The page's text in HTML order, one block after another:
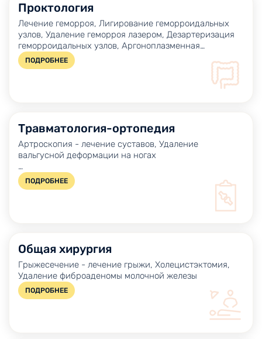
Проктология
Лечение геморроя, Лигирование геморроидальных
узлов, Удаление геморроя лазером, Дезартеризация
геморроидальных узлов, Аргоноплазменная
коагуляция при лучевом проктите
ПОДРОБНЕЕ
Травматология-ортопедия
Артроскопия - лечение суставов, Удаление
вальгусной деформации на ногах
Артроскопическая реконструкция крестообразной
связки
ПОДРОБНЕЕ
Общая хирургия
Грыжесечение - лечение грыжи, Холецистэктомия,
Удаление фиброаденомы молочной железы
ПОДРОБНЕЕ